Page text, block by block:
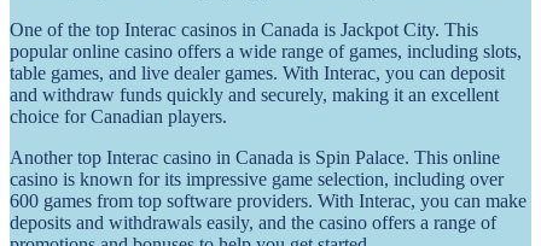
One of the top Interac casinos in Canada is Jackpot City. This
popular online casino offers a wide range of games, including slots,
table games, and live dealer games. With Interac, you can deposit
and withdraw funds quickly and securely, making it an excellent
choice for Canadian players.
Another top Interac casino in Canada is Spin Palace. This online
casino is known for its impressive game selection, including over
600 games from top software providers. With Interac, you can make
deposits and withdrawals easily, and the casino offers a range of